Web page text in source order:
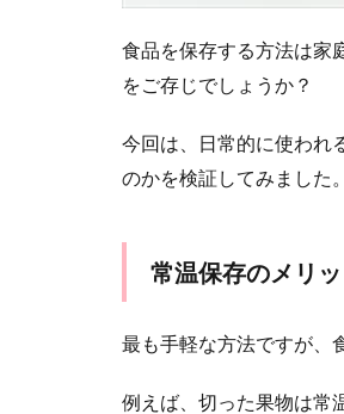
食品を保存する方法は家
をご存じでしょうか？
今回は、日常的に使われ
のかを検証してみました。
常温保存のメリ
最も手軽な方法ですが、
例えば、切った果物は常